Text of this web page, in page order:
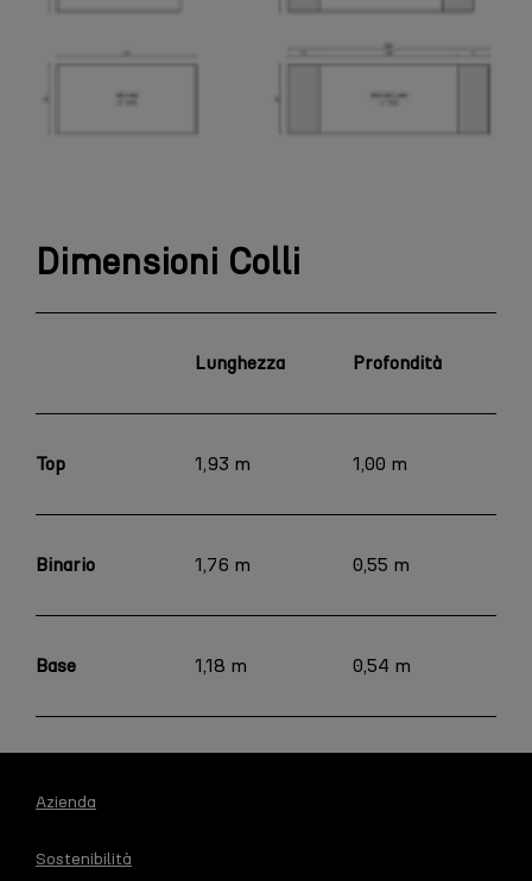
Dimensioni Colli
Lunghezza Profondità
Top 1,93 m 1,00 m
Binario 1,76 m 0,55 m
Base 1,18 m 0,54 m
Azienda
Sostenibilità